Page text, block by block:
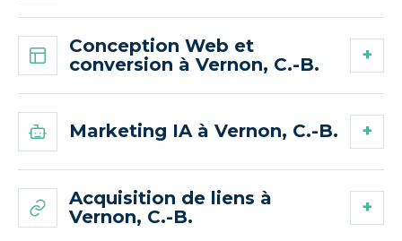
Conception Web et
conversion à Vernon, C.-B.
Marketing IA à Vernon, C.-B.
Acquisition de liens à
Vernon, C.-B.